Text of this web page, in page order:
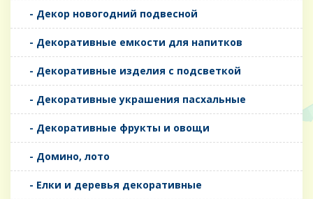
- Декор новогодний подвесной
- Декоративные емкости для напитков
- Декоративные изделия с подсветкой
- Декоративные украшения пасхальные
- Декоративные фрукты и овощи
- Домино, лото
- Елки и деревья декоративные